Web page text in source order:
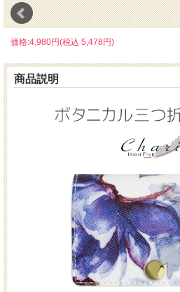
価格:4,980円(税込 5,478円)
商品説明